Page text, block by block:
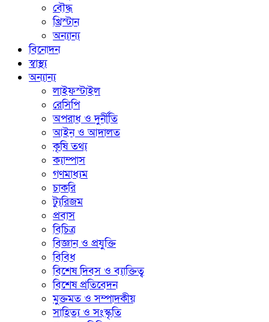
বৌদ্ধ
খ্রিস্টান
অন্যান্য
বিনোদন
স্বাস্থ্য
অন্যান্য
লাইফস্টাইল
রেসিপি
অপরাধ ও দুর্নীতি
আইন ও আদালত
কৃষি তথ্য
ক্যাম্পাস
গণমাধ্যম
চাকরি
ট্যুরিজম
প্রবাস
বিচিত্র
বিজ্ঞান ও প্রযুক্তি
বিবিধ
বিশেষ দিবস ও ব্যাক্তিত্ব
বিশেষ প্রতিবেদন
মুক্তমত ও সম্পাদকীয়
সাহিত্য ও সংস্কৃতি